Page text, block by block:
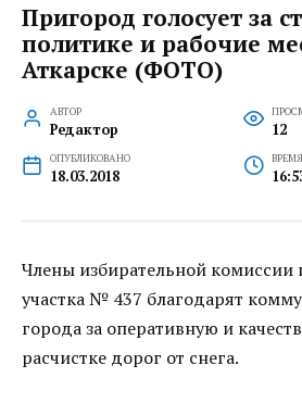
Пригород голосует за
политике и рабочие
Аткарске (ФОТО)
АВТОР
Редактор 12
ОПУБЛИКОВАНО
18.03.2018
Члены избирательной комиссии
участка № 437 благодарят
города за оперативную и
расчистке дорог от снега.